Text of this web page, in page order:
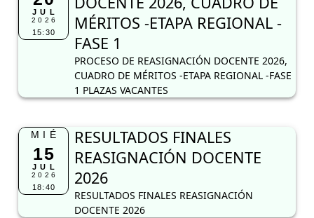
JUL
2026
15:30
MÉRITOS -ETAPA REGIONAL -
FASE 1
PROCESO DE REASIGNACIÓN DOCENTE 2026,
CUADRO DE MÉRITOS -ETAPA REGIONAL -FASE
1 PLAZAS VACANTES
MIÉ
15
JUL
2026
18:40
RESULTADOS FINALES
REASIGNACIÓN DOCENTE
2026
RESULTADOS FINALES REASIGNACIÓN
DOCENTE 2026